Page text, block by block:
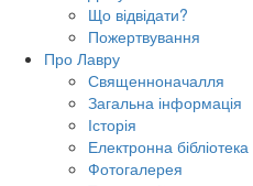
Що відвідати?
Пожертвування
Про Лавру
Священноначалля
Загальна інформація
Історія
Електронна бібліотека
Фотогалерея